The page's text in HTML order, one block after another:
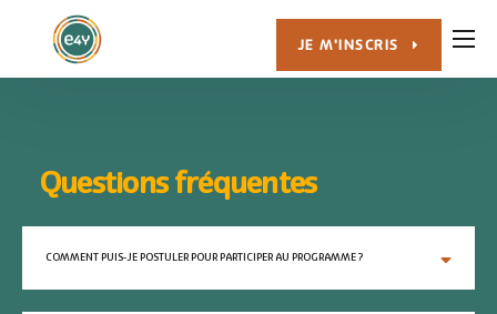
FAQ
JE M'INSCRIS
Questions fréquentes
COMMENT PUIS-JE POSTULER POUR PARTICIPER AU PROGRAMME ?